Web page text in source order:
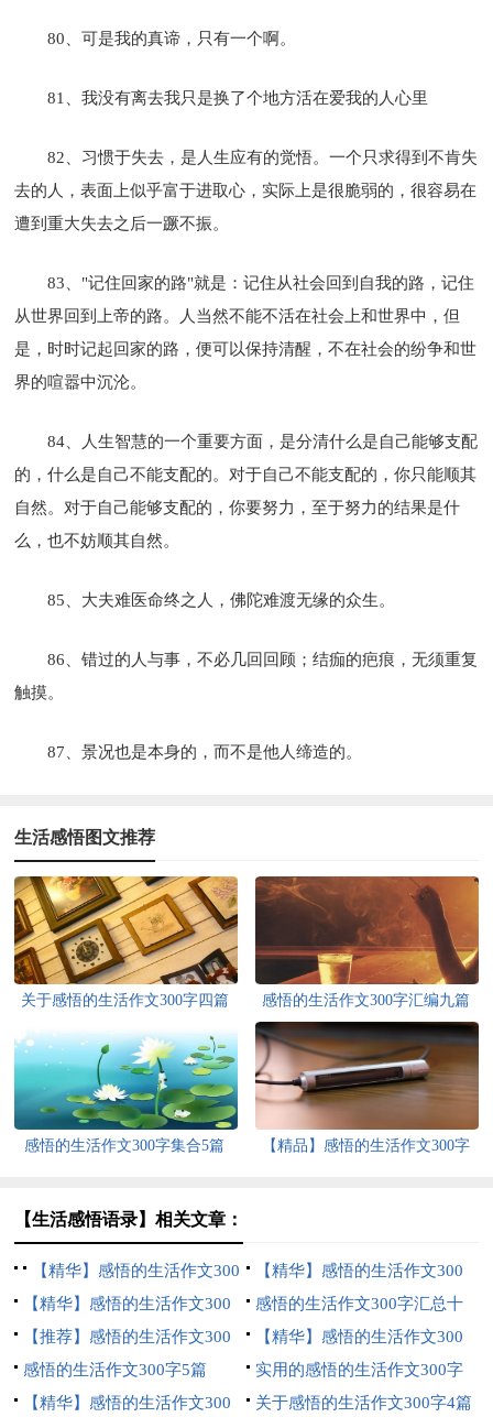
80、可是我的真谛，只有一个啊。
81、我没有离去我只是换了个地方活在爱我的人心里
82、习惯于失去，是人生应有的觉悟。一个只求得到不肯失
去的人，表面上似乎富于进取心，实际上是很脆弱的，很容易在
遭到重大失去之后一蹶不振。
83、"记住回家的路"就是：记住从社会回到自我的路，记住
从世界回到上帝的路。人当然不能不活在社会上和世界中，但
是，时时记起回家的路，便可以保持清醒，不在社会的纷争和世
界的喧嚣中沉沦。
84、人生智慧的一个重要方面，是分清什么是自己能够支配
的，什么是自己不能支配的。对于自己不能支配的，你只能顺其
自然。对于自己能够支配的，你要努力，至于努力的结果是什
么，也不妨顺其自然。
85、大夫难医命终之人，佛陀难渡无缘的众生。
86、错过的人与事，不必几回回顾；结痂的疤痕，无须重复
触摸。
87、景况也是本身的，而不是他人缔造的。
生活感悟图文推荐
关于感悟的生活作文300字四篇 感悟的生活作文300字汇编九篇
感悟的生活作文300字集合5篇
【精品】感悟的生活作文300字
【生活感悟语录】相关文章：
【精华】感悟的生活作文300
字集锦十篇
【精华】感悟的生活作文300
字汇总5篇
【精华】感悟的生活作文300
字汇总8篇
感悟的生活作文300字汇总十
篇
【推荐】感悟的生活作文300
字集锦10篇
【精华】感悟的生活作文300
字集合6篇
感悟的生活作文300字5篇
实用的感悟的生活作文300字
汇总九篇
【精华】感悟的生活作文300 关于感悟的生活作文300字4篇